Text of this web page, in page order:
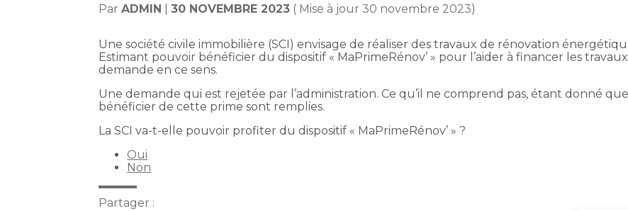
ParADMIN |30 NOVEMBRE 2023 ( Mise à jour 30 novembre 2023)
Une société civile immobilière (SCI) envisage de réaliser des travaux de rénovation
Estimant pouvoir bénéficier du dispositif « MaPrimeRénov’ » pour l’aider à financer les
demande en ce sens.
Une demande qui est rejetée par l’administration. Ce qu’il ne comprend pas, étant donné
bénéficier de cette prime sont remplies.
La SCI va-t-elle pouvoir profiter du dispositif « MaPrimeRénov’ » ?
Oui
Non
Partager :